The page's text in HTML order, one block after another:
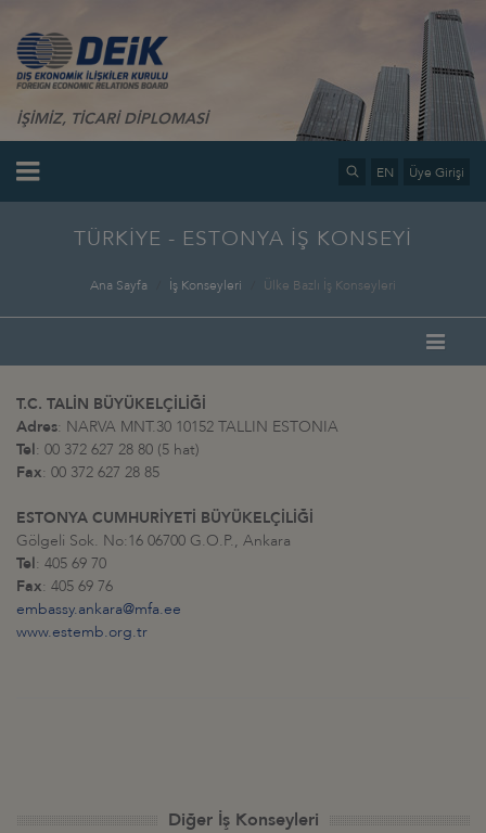
İŞİMİZ, TİCARİ DİPLOMASİ
EN Üye Girişi
TÜRKİYE - ESTONYA İŞ KONSEYİ
Ana Sayfa İş Konseyleri Ülke Bazlı İş Konseyleri
T.C. TALİN BÜYÜKELÇİLİĞİ
Adres: NARVA MNT.30 10152 TALLIN ESTONIA
Tel: 00 372 627 28 80 (5 hat)
Fax: 00 372 627 28 85
ESTONYA CUMHURİYETİ BÜYÜKELÇİLİĞİ
Gölgeli Sok. No:16 06700 G.O.P., Ankara
Tel: 405 69 70
Fax: 405 69 76
embassy.ankara@mfa.ee
www.estemb.org.tr
Diğer İş Konseyleri